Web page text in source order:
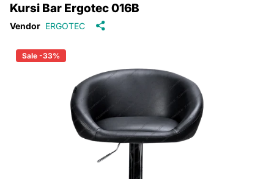
Kursi Bar Ergotec 016B
Vendor ERGOTEC
Sale -33%